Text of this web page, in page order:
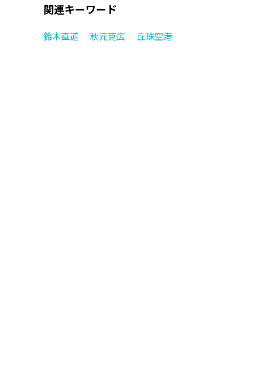
関連キーワード
鈴木直道 秋元克広 丘珠空港